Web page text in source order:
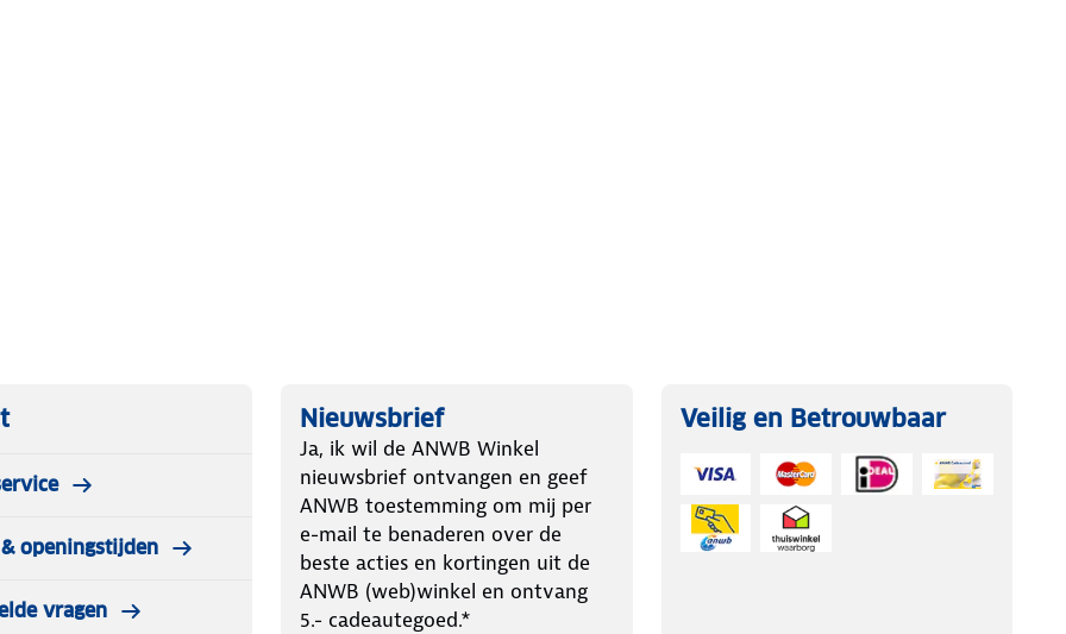
piëzo-elektrische ontsteking was
Let op! Gebruik de mobiele
in caravans en campers.
bijverwarming? De keus is
van tijd aangenaam warm in
openingstijden
vragen
Nieuwsbrief
Ja, ik wil de ANWB Winkel
nieuwsbrief ontvangen en geef
ANWB toestemming om mij per
e-mail te benaderen over de
beste acties en kortingen uit de
ANWB (web)winkel en ontvang
5.- cadeautegoed.*
Veilig en Betrouwbaar